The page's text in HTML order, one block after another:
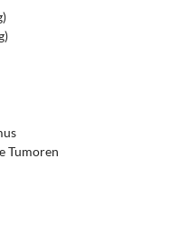
Tumoren